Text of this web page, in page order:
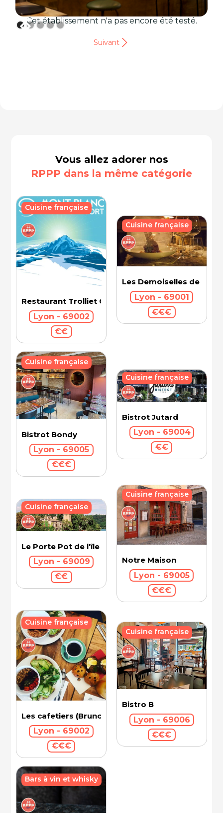
Cet établissement n'a pas encore été testé.
Suivant
Vous allez adorer nos
RPPP dans la même catégorie
Restaurant Trolliet Grand Hotel Dieu
Lyon - 69002
€€
Cuisine française
Les Demoiselles de
Lyon - 69001
€€€
Cuisine française
Bistrot Bondy
Lyon - 69005
€€€
Cuisine française
Bistrot Jutard
Lyon - 69004
€€
Cuisine française
Le Porte Pot de l'île Barbe
Lyon - 69009
€€
Cuisine française
Notre Maison
Lyon - 69005
€€€
Cuisine française
Les cafetiers (Brunch)
Lyon - 69002
€€€
Cuisine française
Bistro B
Lyon - 69006
€€€
Cuisine française
Bars à vin et whisky